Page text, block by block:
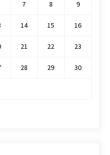
7 8 9
14 15 16
21 22 23
28 29 30